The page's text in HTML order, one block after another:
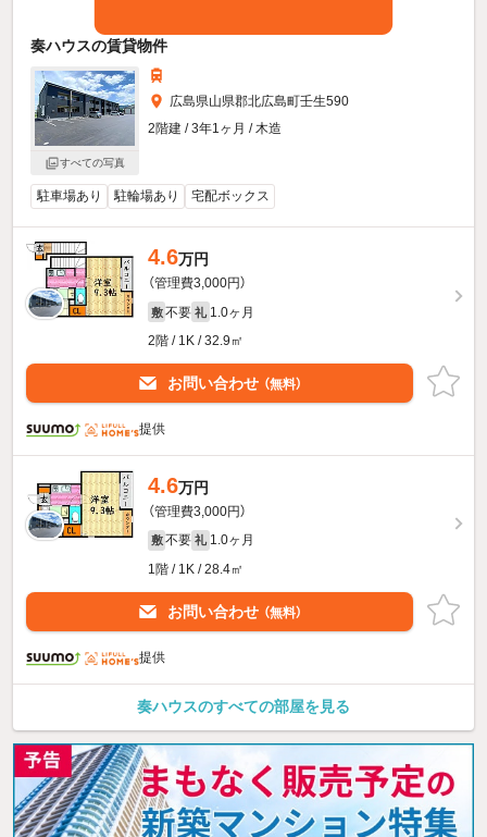
奏ハウスの賃貸物件
すべての写真
広島県山県郡北広島町壬生590
2階建 / 3年1ヶ月 / 木造
駐車場あり 駐輪場あり 宅配ボックス
4.6万円
（管理費3,000円）
敷 不要 礼 1.0ヶ月
2階 / 1K / 32.9㎡
お問い合わせ （無料）
提供
4.6万円
（管理費3,000円）
敷 不要 礼 1.0ヶ月
1階 / 1K / 28.4㎡
お問い合わせ （無料）
提供
奏ハウスのすべての部屋を見る